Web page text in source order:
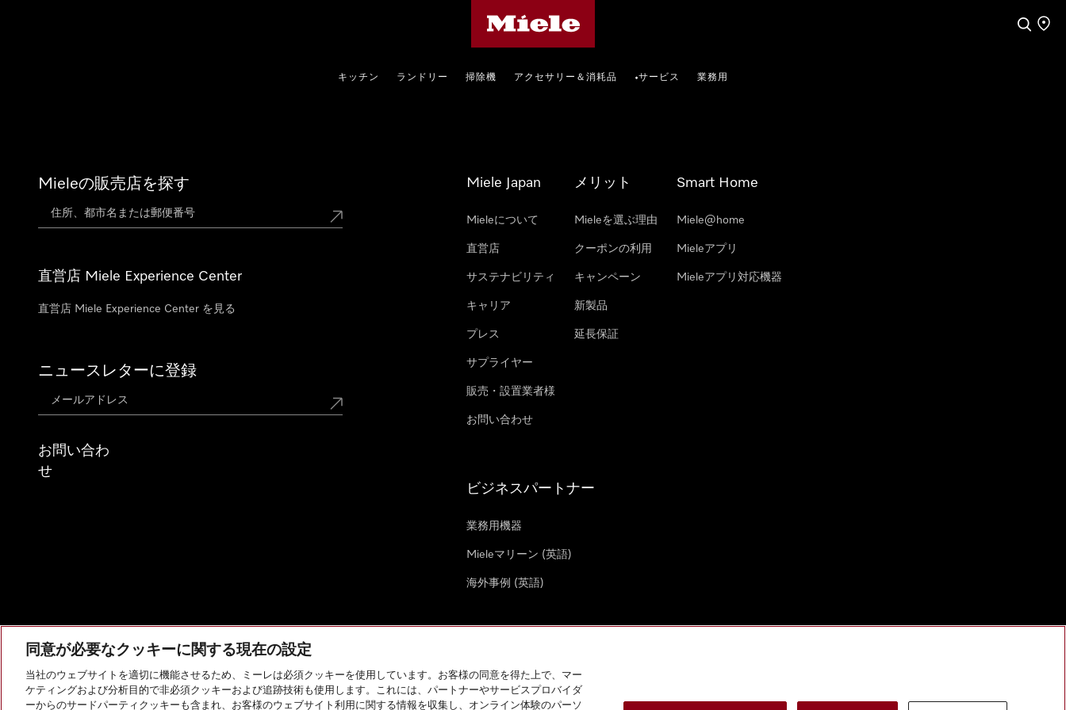
検索 店舗
キッチン ランドリー 掃除機 アクセサリー＆消耗品 •サービス 業務用
Mieleの販売店を探す
直営店 Miele Experience Center
直営店 Miele Experience Center を見る
ニュースレターに登録
お問い合わ
せ
Miele Japan
Mieleについて
直営店
サステナビリティ
キャリア
プレス
サプライヤー
販売・設置業者様
お問い合わせ
メリット
Mieleを選ぶ理由
クーポンの利用
キャンペーン
新製品
延長保証
Smart Home
Miele@home
Mieleアプリ
Mieleアプリ対応機器
ビジネスパートナー
業務用機器
Mieleマリーン (英語)
海外事例 (英語)
会社概要 法的通知 個人情報保護方針 利用規約
クッキー設定
同意が必要なクッキーに関する現在の設定
当社のウェブサイトを適切に機能させるため、ミーレは必須クッキーを使用しています。お客様の同意を得た上で、マー
ケティングおよび分析目的で非必須クッキーおよび追跡技術も使用します。これには、パートナーやサービスプロバイダ
ーからのサードパーティクッキーも含まれ、お客様のウェブサイト利用に関する情報を収集し、オンライン体験のパーソ